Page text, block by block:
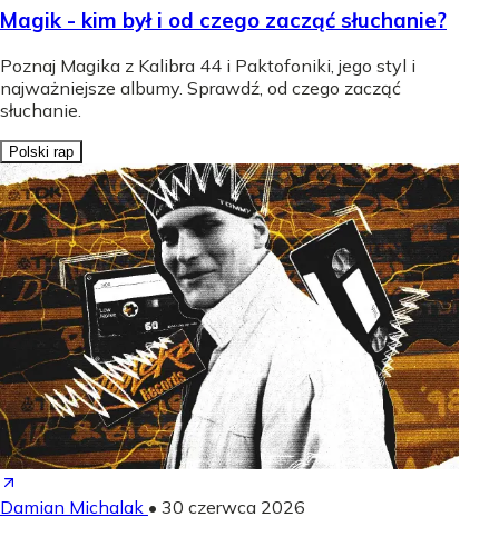
Magik - kim był i od czego zacząć słuchanie?
Poznaj Magika z Kalibra 44 i Paktofoniki, jego styl i
najważniejsze albumy. Sprawdź, od czego zacząć
słuchanie.
Polski rap
Damian Michalak • 30 czerwca 2026